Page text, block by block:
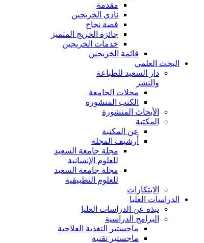
مقدمة
نادي الخريجين
قصة نجاح
جائزة الخريج المتميز
خدمات الخريجين
قائمة الخريجين
البحث العلمي
دار السعيد للطباعة
والنشر
مجلات الجامعة
الكتب المنشورة
الأبحاث المنشورة
المكتبة
عن المكتبة
أرشيف المجلة
مجلة جامعة السعيد
للعلوم الإنسانية
مجلة جامعة السعيد
للعلوم التطبيقية
الابتكارات
الدراسات العليا
نبذه عن الدراسات العليا
البرامج الدراسية
ماجستير التغذية العلاجية
ماجستير تقنية